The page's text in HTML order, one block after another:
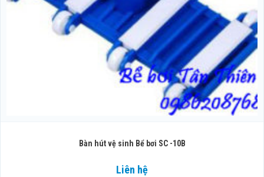
Bàn hút vệ sinh Bể bơi SC -10B
Liên hệ